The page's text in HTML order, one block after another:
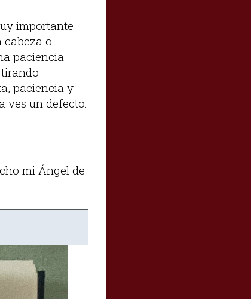
importante
cabeza o
paciencia
paciencia y
ves un defecto.
mi Ángel de